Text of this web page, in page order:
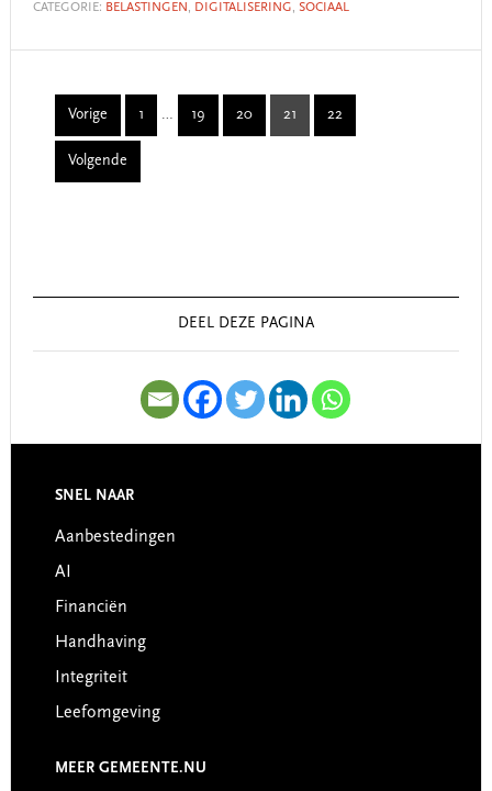
CATEGORIE: BELASTINGEN , DIGITALISERING, SOCIAAL
Vorige Page
1
Interim
pages
… Page
19 Page
20 Page
21 Page
22
Volgende
Sidebar
DEEL DEZE PAGINA
Footer
SNEL NAAR
Aanbestedingen
AI
Financiën
Handhaving
Integriteit
Leefomgeving
MEER GEMEENTE.NU